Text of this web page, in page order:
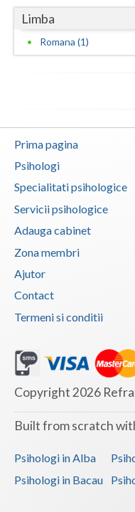
Vaslui
Vrancea
Limba
Romana (1)
Prima pagina
Psihologi
Specialitati psihologice
Servicii psihologice
Adauga cabinet
Zona membri
Ajutor
Contact
Termeni si conditii
Copyright 2026
Built from scratch
Psihologi in Alba
Psihologi in Bacau